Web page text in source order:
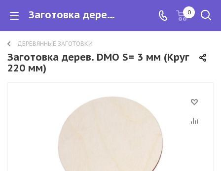
Заготовка дерев. DMO S= 3 мм (Круг 220 мм) 0
ДЕРЕВЯННЫЕ ЗАГОТОВКИ
Заготовка дерев. DMO S= 3 мм (Круг
220 мм)